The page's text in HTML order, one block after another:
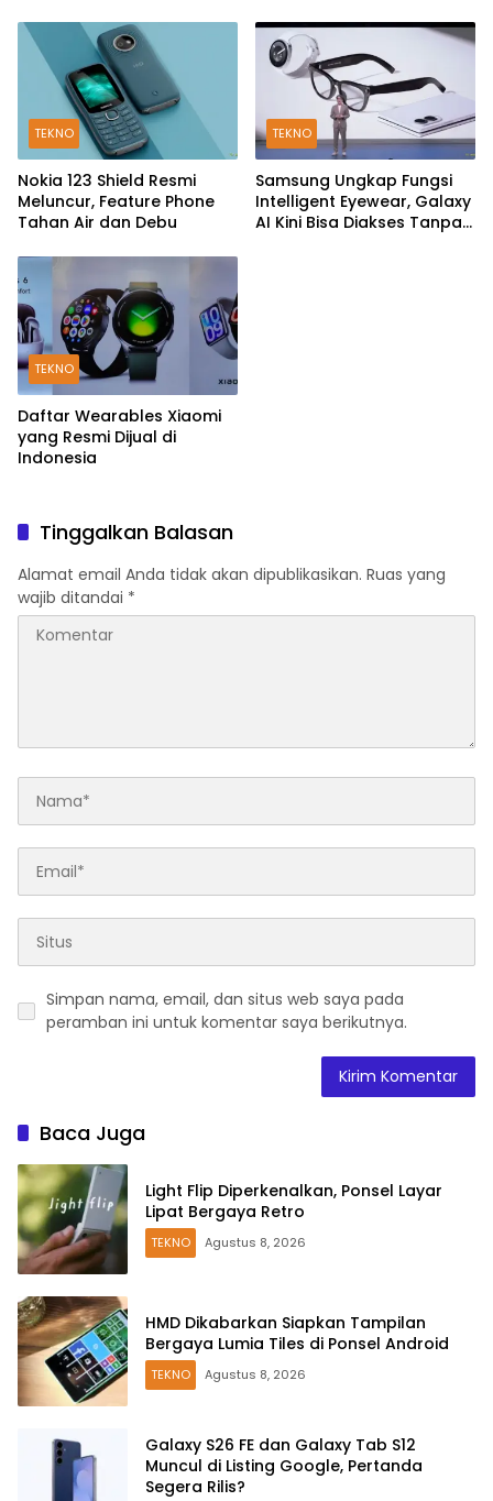
TEKNO
Nokia 123 Shield Resmi
Meluncur, Feature Phone
Tahan Air dan Debu
TEKNO
Samsung Ungkap Fungsi
Intelligent Eyewear, Galaxy
AI Kini Bisa Diakses Tanpa
TEKNO
Daftar Wearables Xiaomi
yang Resmi Dijual di
Indonesia
Tinggalkan Balasan
Alamat email Anda tidak akan dipublikasikan. Ruas yang
wajib ditandai *
Simpan nama, email, dan situs web saya pada
peramban ini untuk komentar saya berikutnya.
Baca Juga
Light Flip Diperkenalkan, Ponsel Layar
Lipat Bergaya Retro
TEKNO Agustus 8, 2026
HMD Dikabarkan Siapkan Tampilan
Bergaya Lumia Tiles di Ponsel Android
TEKNO Agustus 8, 2026
Galaxy S26 FE dan Galaxy Tab S12
Muncul di Listing Google, Pertanda
Segera Rilis?